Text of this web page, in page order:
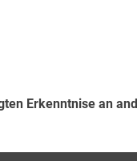
Erkenntnise an